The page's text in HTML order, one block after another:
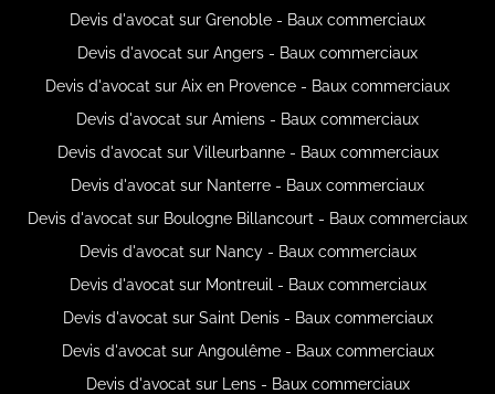
Devis d'avocat sur Grenoble - Baux commerciaux
Devis d'avocat sur Angers - Baux commerciaux
Devis d'avocat sur Aix en Provence - Baux commerciaux
Devis d'avocat sur Amiens - Baux commerciaux
Devis d'avocat sur Villeurbanne - Baux commerciaux
Devis d'avocat sur Nanterre - Baux commerciaux
Devis d'avocat sur Boulogne Billancourt - Baux commerciaux
Devis d'avocat sur Nancy - Baux commerciaux
Devis d'avocat sur Montreuil - Baux commerciaux
Devis d'avocat sur Saint Denis - Baux commerciaux
Devis d'avocat sur Angoulême - Baux commerciaux
Devis d'avocat sur Lens - Baux commerciaux